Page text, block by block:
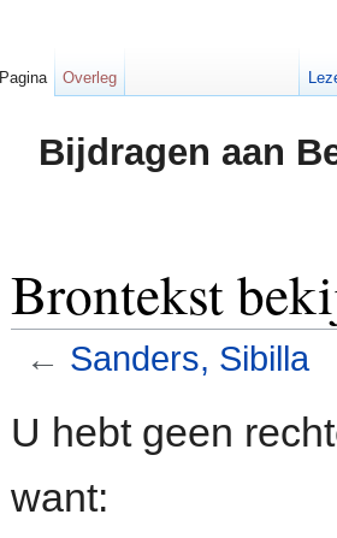
Bijdragen aan
Brontekst
← Sanders, Sibilla
U hebt geen
want:
Pagina Overleg